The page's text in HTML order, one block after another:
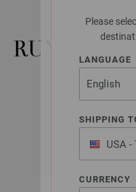
Please
LANGUAGE
SHIPPING
USA
of America
CURRENCY